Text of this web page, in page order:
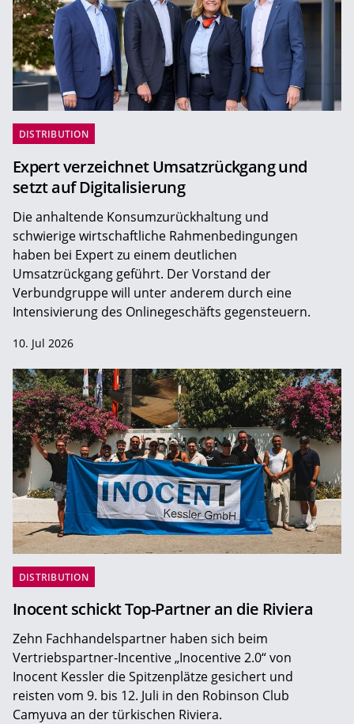
DISTRIBUTION
Expert verzeichnet Umsatzrückgang und
setzt auf Digitalisierung
Die anhaltende Konsumzurückhaltung und
schwierige wirtschaftliche Rahmenbedingungen
haben bei Expert zu einem deutlichen
Umsatzrückgang geführt. Der Vorstand der
Verbundgruppe will unter anderem durch eine
Intensivierung des Onlinegeschäfts gegensteuern.
10. Jul 2026
DISTRIBUTION
Inocent schickt Top-Partner an die Riviera
Zehn Fachhandelspartner haben sich beim
Vertriebspartner-Incentive „Inocentive 2.0“ von
Inocent Kessler die Spitzenplätze gesichert und
reisten vom 9. bis 12. Juli in den Robinson Club
Camyuva an der türkischen Riviera.